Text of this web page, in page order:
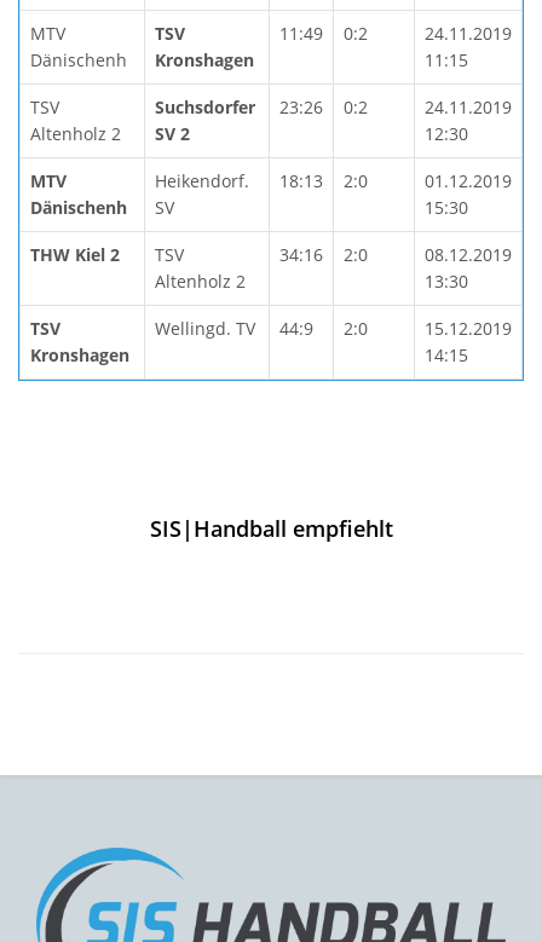
MTV
Dänischenh
TSV
Kronshagen
11:49 0:2
24.11.2019
11:15
TSV
Altenholz 2
Suchsdorfer
SV 2
23:26 0:2
24.11.2019
12:30
MTV
Dänischenh
Heikendorf.
SV
18:13 2:0
01.12.2019
15:30
THW Kiel 2
TSV
Altenholz 2
34:16 2:0
08.12.2019
13:30
TSV
Kronshagen
Wellingd. TV 44:9 2:0
15.12.2019
14:15
SIS|Handball empfiehlt